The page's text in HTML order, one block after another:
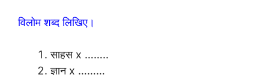
विलोम शब्द लिखिए।
साहस x ……..
ज्ञान x ………